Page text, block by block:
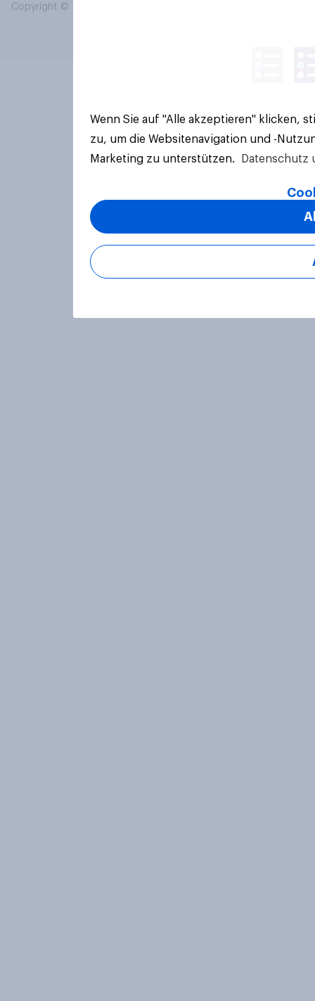
Copyright © 2026 YouGov PLC. Alle Rechte vorbehalten.
Wenn Sie auf "Alle akzeptieren" klicken,
zu, um die Websitenavigation und -
Marketing zu unterstützen.
Datenschutz